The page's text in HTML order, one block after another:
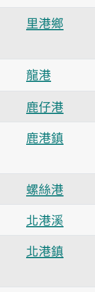
里港鄉
龍港
鹿仔港
鹿港鎮
螺絲港
北港溪
北港鎮